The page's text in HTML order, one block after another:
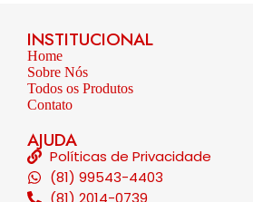
INSTITUCIONAL
Home
Sobre Nós
Todos os Produtos
Contato
AJUDA
Políticas de Privacidade
(81) 99543-4403
(81) 2014-0739